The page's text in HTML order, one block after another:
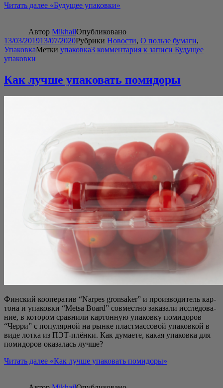
Читать далее «Буду­щее упаковки»
Автор MikhailОпубликовано
13/03/201913/07/2020Рубрики Новости, О пользе бумаги,
УпаковкаМетки упаковка3 комментария к записи Будущее
упаковки
Как лучше упаковать помидоры
Фин­ский коопе­ра­тив “Narpes gronsaker” и про­из­во­ди­тель кар­
то­на и упа­ков­ки “Metsa Board” сов­мест­но зака­за­ли иссле­до­ва­
ние, в кото­ром срав­ни­ли кар­тон­ную упа­ков­ку поми­до­ров
“Чер­ри” с попу­ляр­ной на рын­ке пласт­мас­со­вой упа­ков­кой в
виде лот­ка из ПЭТ-плён­ки. Как дума­е­те, какая упа­ков­ка для
поми­до­ров ока­за­лась лучше?
Читать далее «Как луч­ше упа­ко­вать помидоры»